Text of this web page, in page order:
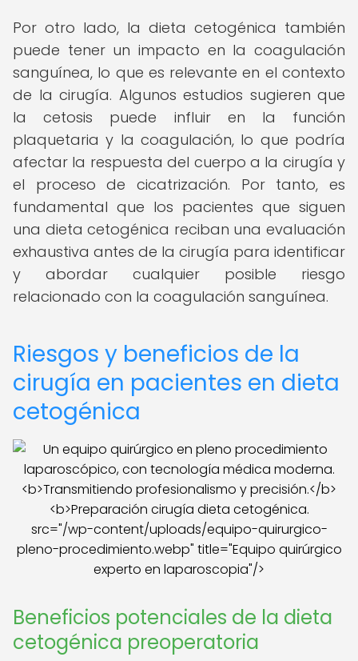
Por otro lado, la dieta cetogénica también
puede tener un impacto en la coagulación
sanguínea, lo que es relevante en el contexto
de la cirugía. Algunos estudios sugieren que
la cetosis puede influir en la función
plaquetaria y la coagulación, lo que podría
afectar la respuesta del cuerpo a la cirugía y
el proceso de cicatrización. Por tanto, es
fundamental que los pacientes que siguen
una dieta cetogénica reciban una evaluación
exhaustiva antes de la cirugía para identificar
y abordar cualquier posible riesgo
relacionado con la coagulación sanguínea.
Riesgos y beneficios de la
cirugía en pacientes en dieta
cetogénica
src="/wp-content/uploads/equipo-quirurgico-
pleno-procedimiento.webp" title="Equipo quirúrgico
experto en laparoscopia"/>
Beneficios potenciales de la dieta
cetogénica preoperatoria